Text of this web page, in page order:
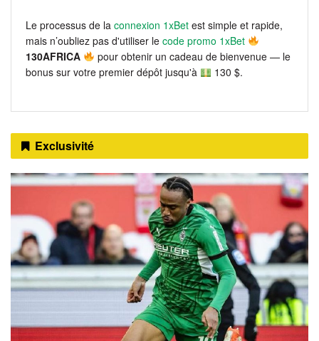
Le processus de la connexion 1xBet est simple et rapide,
mais n’oubliez pas d'utiliser le code promo 1xBet
130AFRICA
pour obtenir un cadeau de bienvenue — le
bonus sur votre premier dépôt jusqu'à
130 $.
Exclusivité